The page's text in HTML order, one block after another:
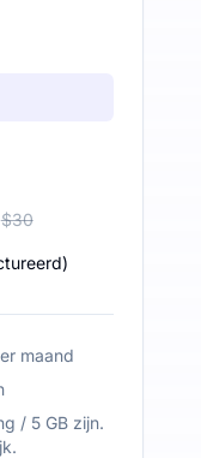
$30
)
maand
/ 5 GB zijn.